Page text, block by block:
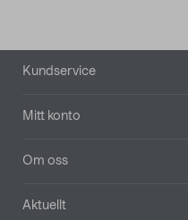
Sidfot
Kundservice
Mitt konto
Om oss
Aktuellt